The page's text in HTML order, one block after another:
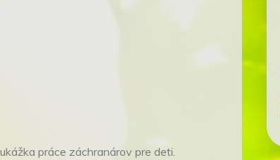
práce záchranárov pre deti.